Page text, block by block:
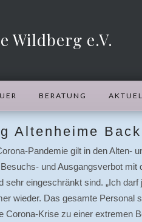
Wildberg e.V.
BERATUNG
Altenheime
Pandemie gilt in den Alten-
und Ausgangsverbot
sehr eingeschränkt sind. „Ich
wieder. Das gesamte
Corona-Krise zu einer extremen